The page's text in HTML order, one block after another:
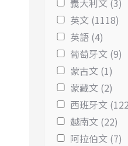
英文 (1118)
英語 (4)
葡萄牙文 (9)
蒙古文 (1)
蒙藏文 (2)
西班牙文
越南文 (22)
阿拉伯文 (7)